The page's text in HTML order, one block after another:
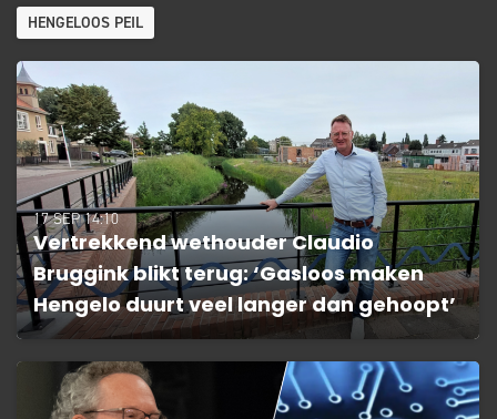
HENGELOOS PEIL
17 SEP 14:10
Vertrekkend wethouder Claudio
Bruggink blikt terug: ‘Gasloos maken
Hengelo duurt veel langer dan gehoopt’